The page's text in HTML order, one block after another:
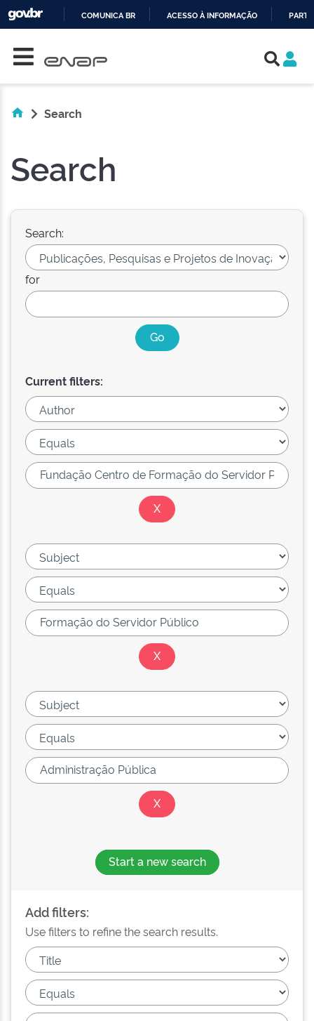
COMUNICA BR ACESSO À INFORMAÇÃO
Search
Search
Search:
for
Current filters:
Start a new search
Add filters:
Use filters to refine the search results.